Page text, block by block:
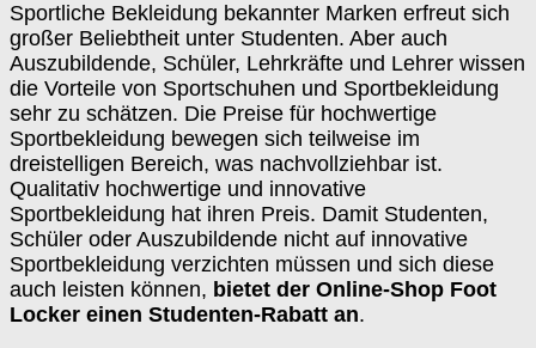
Sportliche Bekleidung bekannter Marken erfreut sich
großer Beliebtheit unter Studenten. Aber auch
Auszubildende, Schüler, Lehrkräfte und Lehrer wissen
die Vorteile von Sportschuhen und Sportbekleidung
sehr zu schätzen. Die Preise für hochwertige
Sportbekleidung bewegen sich teilweise im
dreistelligen Bereich, was nachvollziehbar ist.
Qualitativ hochwertige und innovative
Sportbekleidung hat ihren Preis. Damit Studenten,
Schüler oder Auszubildende nicht auf innovative
Sportbekleidung verzichten müssen und sich diese
auch leisten können, bietet der Online-Shop Foot
Locker einen Studenten-Rabatt an.